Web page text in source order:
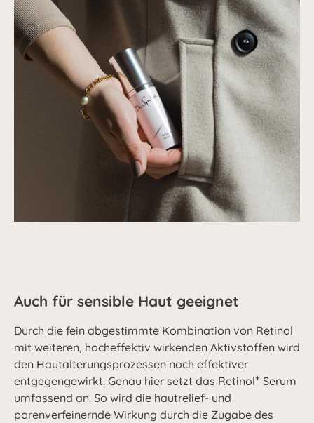
Auch für sensible Haut geeignet
Durch die fein abgestimmte Kombination von Retinol
mit weiteren, hocheffektiv wirkenden Aktivstoffen wird
den Hautalterungsprozessen noch effektiver
entgegengewirkt. Genau hier setzt das Retinol+ Serum
umfassend an. So wird die hautrelief- und
porenverfeinernde Wirkung durch die Zugabe des